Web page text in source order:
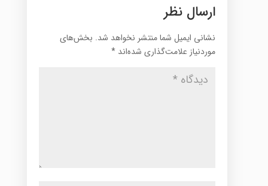
ارسال نظر
نشانی ایمیل شما منتشر نخواهد شد. بخش‌های
موردنیاز علامت‌گذاری شده‌اند *